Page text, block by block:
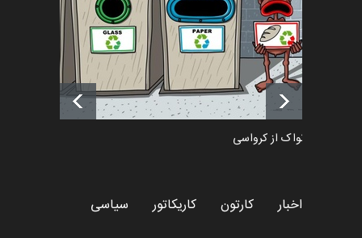
آغاز دوره‌های تخصصی فصل
تابستان 1405 خانه کاریکات…
اخبار حدود یک ماه قبل
دمیر نواک از کرواسی
اخبار کارتون کاریکاتور سیاسی